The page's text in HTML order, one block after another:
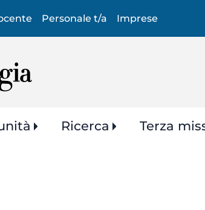
Personale t/a Imprese
Ricerca Terza